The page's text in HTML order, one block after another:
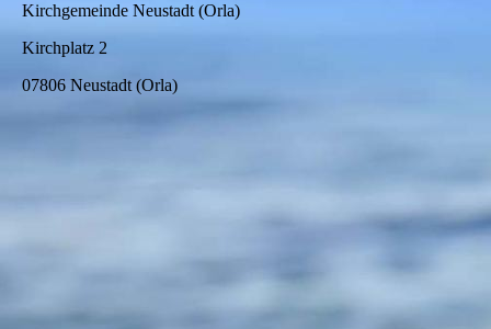
Kirchgemeinde Neustadt (Orla)
Kirchplatz 2
07806 Neustadt (Orla)